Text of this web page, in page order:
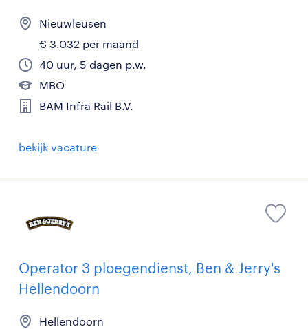
Nieuwleusen
€ 3.032 per maand
40 uur, 5 dagen p.w.
MBO
BAM Infra Rail B.V.
bekijk vacature
Operator 3 ploegendienst, Ben & Jerry's
Hellendoorn
Hellendoorn